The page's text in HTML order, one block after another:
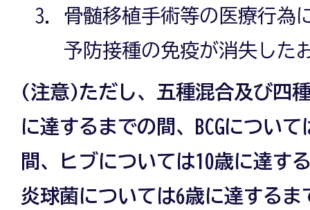
骨髄移植手術等の医療行為
予防接種の免疫が消失した
(注意)ただし、五種混合及び四
に達するまでの間、BCGについ
間、ヒブについては10歳に達す
炎球菌については6歳に達するま